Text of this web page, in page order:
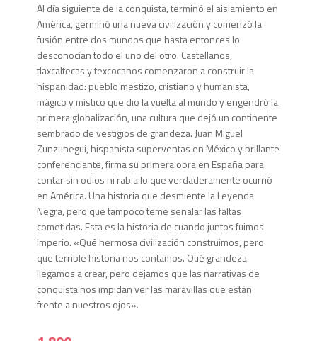
Al día siguiente de la conquista, terminó el aislamiento en
América, germinó una nueva civilización y comenzó la
fusión entre dos mundos que hasta entonces lo
desconocían todo el uno del otro. Castellanos,
tlaxcaltecas y texcocanos comenzaron a construir la
hispanidad: pueblo mestizo, cristiano y humanista,
mágico y místico que dio la vuelta al mundo y engendró la
primera globalización, una cultura que dejó un continente
sembrado de vestigios de grandeza. Juan Miguel
Zunzunegui, hispanista superventas en México y brillante
conferenciante, firma su primera obra en España para
contar sin odios ni rabia lo que verdaderamente ocurrió
en América. Una historia que desmiente la Leyenda
Negra, pero que tampoco teme señalar las faltas
cometidas. Esta es la historia de cuando juntos fuimos
imperio. «Qué hermosa civilización construimos, pero
que terrible historia nos contamos. Qué grandeza
llegamos a crear, pero dejamos que las narrativas de
conquista nos impidan ver las maravillas que están
frente a nuestros ojos».